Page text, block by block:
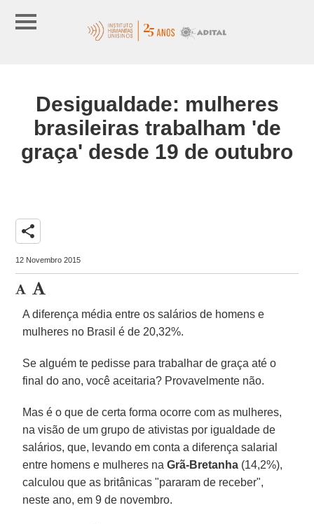
Desigualdade: mulheres
brasileiras trabalham 'de
graça' desde 19 de outubro
share
12 Novembro 2015
A diferença média entre os salários de homens e
mulheres no Brasil é de 20,32%.
Se alguém te pedisse para trabalhar de graça até o
final do ano, você aceitaria? Provavelmente não.
Mas é o que de certa forma ocorre com as mulheres,
na visão de um grupo de ativistas por igualdade de
salários, que, levando em conta a diferença salarial
entre homens e mulheres naGrã-Bretanha (14,2%),
calculou que as britânicas "pararam de receber",
neste ano, em 9 de novembro.